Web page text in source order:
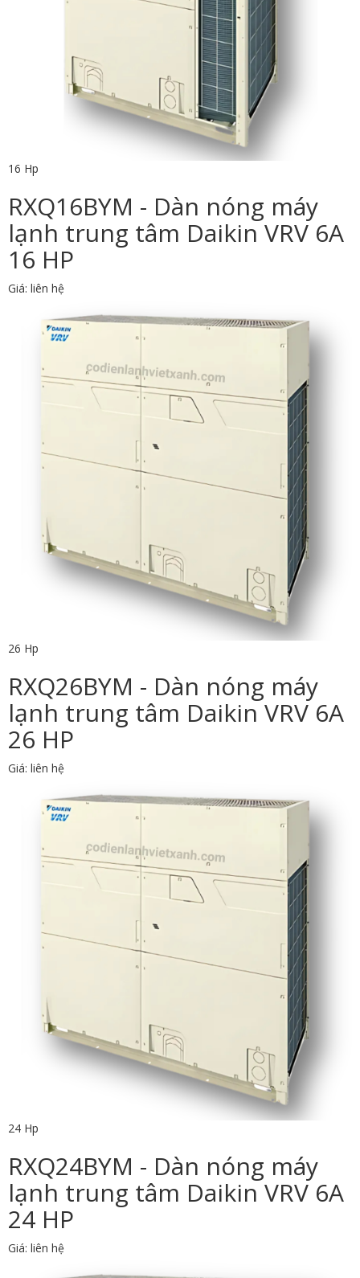
16 Hp
RXQ16BYM - Dàn nóng máy
lạnh trung tâm Daikin VRV 6A
16 HP
Giá: liên hệ
26 Hp
RXQ26BYM - Dàn nóng máy
lạnh trung tâm Daikin VRV 6A
26 HP
Giá: liên hệ
24 Hp
RXQ24BYM - Dàn nóng máy
lạnh trung tâm Daikin VRV 6A
24 HP
Giá: liên hệ